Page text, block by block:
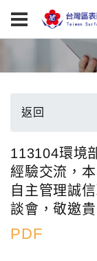
返回
113104環境
經驗交流，
自主管理誠
談會，敬邀
PDF